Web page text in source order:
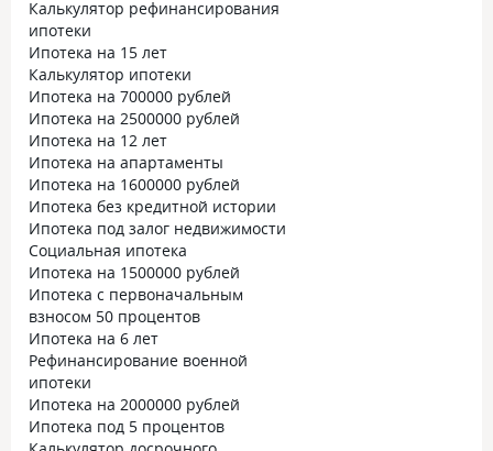
Калькулятор рефинансирования
ипотеки
Ипотека на 15 лет
Калькулятор ипотеки
Ипотека на 700000 рублей
Ипотека на 2500000 рублей
Ипотека на 12 лет
Ипотека на апартаменты
Ипотека на 1600000 рублей
Ипотека без кредитной истории
Ипотека под залог недвижимости
Социальная ипотека
Ипотека на 1500000 рублей
Ипотека с первоначальным
взносом 50 процентов
Ипотека на 6 лет
Рефинансирование военной
ипотеки
Ипотека на 2000000 рублей
Ипотека под 5 процентов